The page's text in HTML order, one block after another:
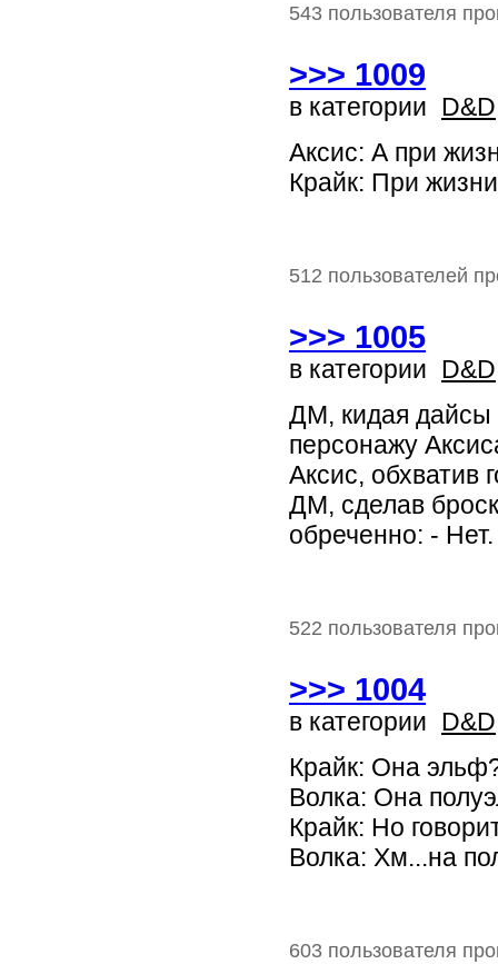
543 пользователя
>>> 1009
в категории D&D
Аксис: А при
Крайк: При
512 пользователей
>>> 1005
в категории D&D
ДМ, кидая дайсы
персонажу
Аксис, обхватив
ДМ, сделав
обреченно: -
522 пользователя
>>> 1004
в категории D&D
Крайк: Она
Волка: Она
Крайк: Но
Волка: Хм...на
603 пользователя